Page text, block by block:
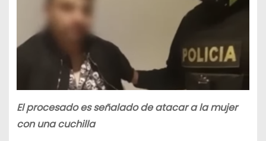
El procesado es señalado de atacar a la mujer
con una cuchilla